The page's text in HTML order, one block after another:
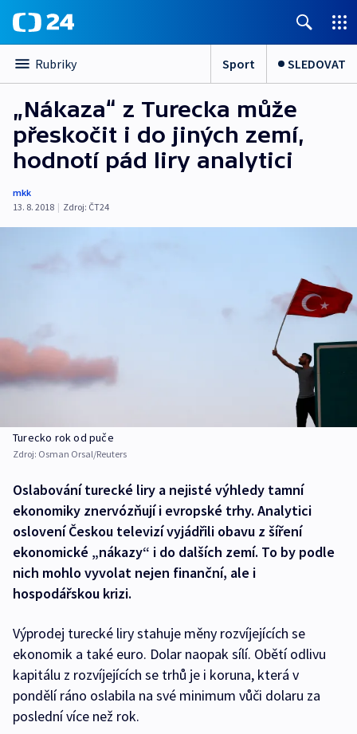
Rubriky Sport SLEDOVAT
„Nákaza“ z Turecka může
přeskočit i do jiných zemí,
hodnotí pád liry analytici
mkk
13. 8. 2018 | Zdroj: ČT24
Turecko rok od puče
Zdroj: Osman Orsal/Reuters
Oslabování turecké liry a nejisté výhledy tamní
ekonomiky znervózňují i evropské trhy. Analytici
oslovení Českou televizí vyjádřili obavu z šíření
ekonomické „nákazy“ i do dalších zemí. To by podle
nich mohlo vyvolat nejen finanční, ale i
hospodářskou krizi.
Výprodej turecké liry stahuje měny rozvíjejících se
ekonomik a také euro. Dolar naopak sílí. Obětí odlivu
kapitálu z rozvíjejících se trhů je i koruna, která v
pondělí ráno oslabila na své minimum vůči dolaru za
poslední více než rok.